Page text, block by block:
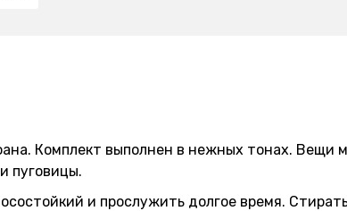
Комплект выполнен в нежных тонах. Вещи
пуговицы.
и прослужить долгое время.